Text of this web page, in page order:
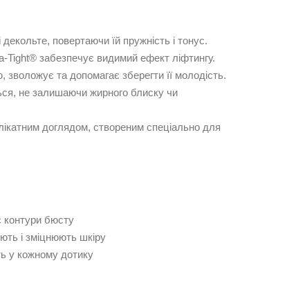
повертаючи їй пружність і тонус.
Tight® забезпечує видимий ефект ліфтингу.
та допомагає зберегти її молодість.
не залишаючи жирного блиску чи
доглядом, створеним спеціально для
контури бюсту
і зміцнюють шкіру
у кожному дотику